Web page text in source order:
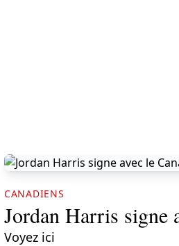
CANADIENS
Jordan Harris signe
Voyez ici